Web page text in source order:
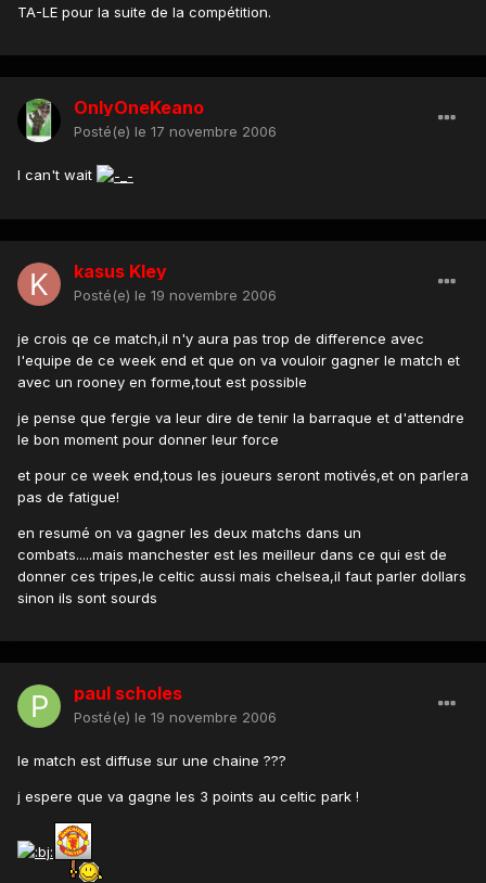
TA-LE pour la suite de la compétition.
OnlyOneKeano
Posté(e) le 17 novembre 2006
I can't wait
kasus Kley
Posté(e) le 19 novembre 2006
je crois qe ce match,il n'y aura pas trop de difference avec
l'equipe de ce week end et que on va vouloir gagner le match et
avec un rooney en forme,tout est possible
je pense que fergie va leur dire de tenir la barraque et d'attendre
le bon moment pour donner leur force
et pour ce week end,tous les joueurs seront motivés,et on parlera
pas de fatigue!
en resumé on va gagner les deux matchs dans un
combats.....mais manchester est les meilleur dans ce qui est de
donner ces tripes,le celtic aussi mais chelsea,il faut parler dollars
sinon ils sont sourds
paul scholes
Posté(e) le 19 novembre 2006
le match est diffuse sur une chaine ???
j espere que va gagne les 3 points au celtic park !